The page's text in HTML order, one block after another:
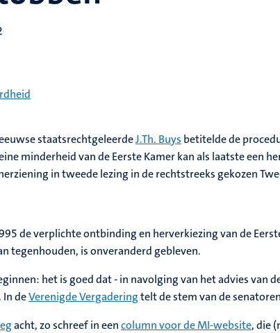
staatsrechtgeleerdeJ.Th. Buys betitelde de
minderheid van de Eerste Kamer kan als laatste een
in tweede lezing in de rechtstreeks gekozen
de verplichte ontbinding en herverkiezing van de
tegenhouden, is onveranderd gebleven.
het is goed dat - in navolging van het advies van
In deVerenigde Vergaderingtelt de stem van de
acht, zo schreef in eencolumn voor de MI-website, die